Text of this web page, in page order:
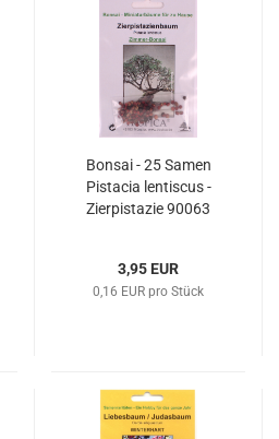
Bonsai - 25 Samen
Pistacia lentiscus -
Zierpistazie 90063
3,95 EUR
0,16 EUR pro Stück